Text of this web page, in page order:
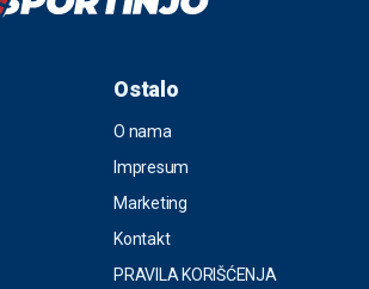
Ostalo
O nama
Impresum
Marketing
Kontakt
PRAVILA KORIŠĆENJA